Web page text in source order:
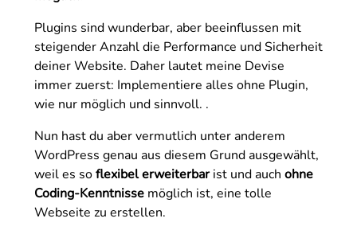
Plugins sind wunderbar, aber beeinflussen mit
steigender Anzahl die Performance und Sicherheit
deiner Website. Daher lautet meine Devise
immer zuerst: Implementiere alles ohne Plugin,
wie nur möglich und sinnvoll. .
Nun hast du aber vermutlich unter anderem
WordPress genau aus diesem Grund ausgewählt,
weil es soflexibel erweiterbarist und auch ohne
Coding-Kenntnissemöglich ist, eine tolle
Webseite zu erstellen.